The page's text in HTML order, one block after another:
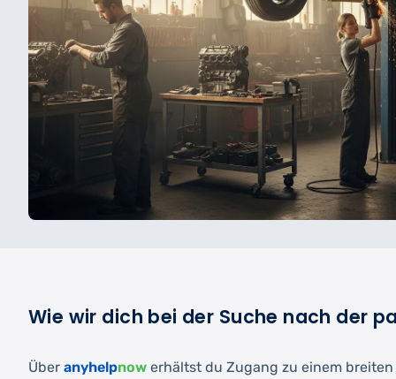
Wie wir dich bei der Suche nach der
Über anyhelpnow erhältst du Zugang zu einem